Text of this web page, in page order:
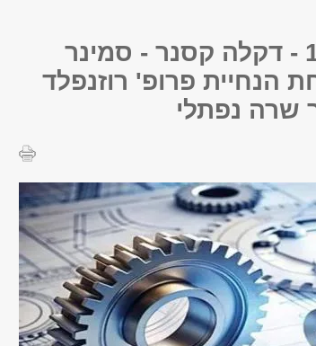
13.7.26 בשעה 15:30 - דקלה קסנר - סמינר
הנחיית פרופ' רוזנפלד
שרה נפתלי